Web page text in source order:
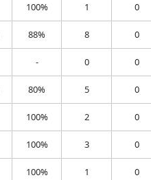
100% 1 0
88% 8 0
- 0 0
80% 5 0
100% 2 0
100% 3 0
100% 1 0